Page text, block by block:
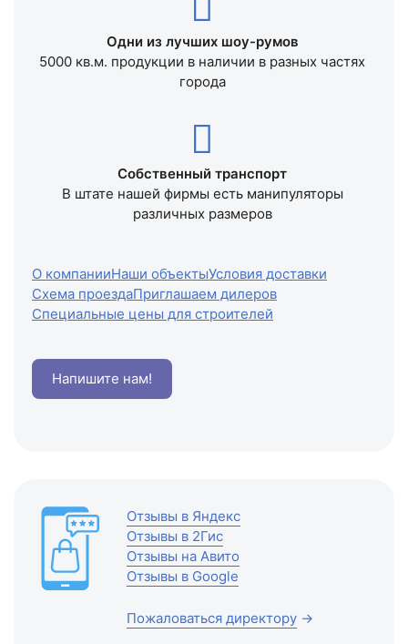
Одни из лучших шоу-румов
5000 кв.м. продукции в наличии в разных частях
города
Собственный транспорт
В штате нашей фирмы есть манипуляторы
различных размеров
О компанииНаши объектыУсловия доставки
Схема проездаПриглашаем дилеров
Специальные цены для строителей
Напишите нам!
Отзывы в Яндекс
Отзывы в 2Гис
Отзывы на Авито
Отзывы в Google
Пожаловаться директору →